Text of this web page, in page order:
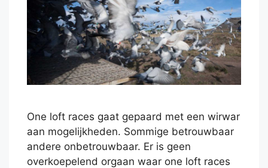
One loft races gaat gepaard met een wirwar
aan mogelijkheden. Sommige betrouwbaar
andere onbetrouwbaar. Er is geen
overkoepelend orgaan waar one loft races